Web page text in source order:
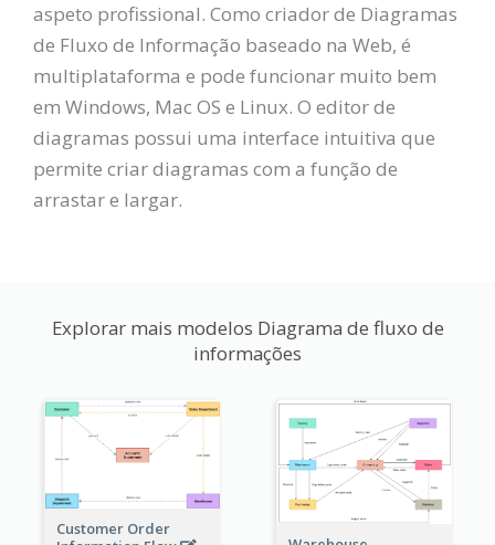
aspeto profissional. Como criador de Diagramas
de Fluxo de Informação baseado na Web, é
multiplataforma e pode funcionar muito bem
em Windows, Mac OS e Linux. O editor de
diagramas possui uma interface intuitiva que
permite criar diagramas com a função de
arrastar e largar.
Explorar mais modelos Diagrama de fluxo de
informações
Customer Order